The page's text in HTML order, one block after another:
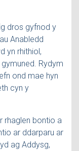
dros gyfnod y
Anabledd
yn rhithiol,
Rydym
ond mae hyn
cyn y
rhaglen bontio a
ar ddarparu ar
ag Addysg,